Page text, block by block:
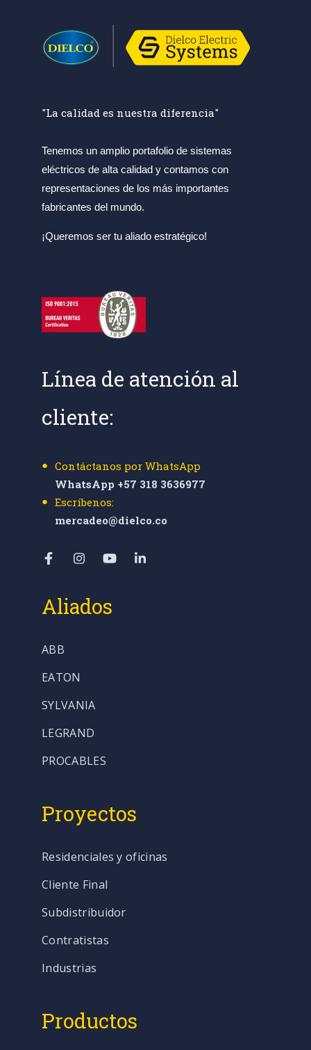
"La calidad es nuestra diferencia"
Tenemos un amplio portafolio de sistemas
eléctricos de alta calidad y contamos con
representaciones de los más importantes
fabricantes del mundo.
¡Queremos ser tu aliado estratégico!
Línea de atención al
cliente:
Contáctanos por WhatsApp
WhatsApp +57 318 3636977
Escríbenos:
mercadeo@dielco.co
Aliados
ABB
EATON
SYLVANIA
LEGRAND
PROCABLES
Proyectos
Residenciales y oficinas
Cliente Final
Subdistribuidor
Contratistas
Industrias
Productos